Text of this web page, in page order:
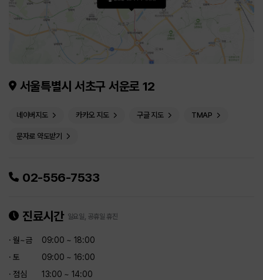
서울특별시 서초구 서운로 12
네이버지도 카카오 지도 구글 지도 TMAP
문자로 약도받기
02-556-7533
진료시간 일요일, 공휴일 휴진
· 월~금
09:00 ~ 18:00
· 토
09:00 ~ 16:00
· 점심
13:00 ~ 14:00